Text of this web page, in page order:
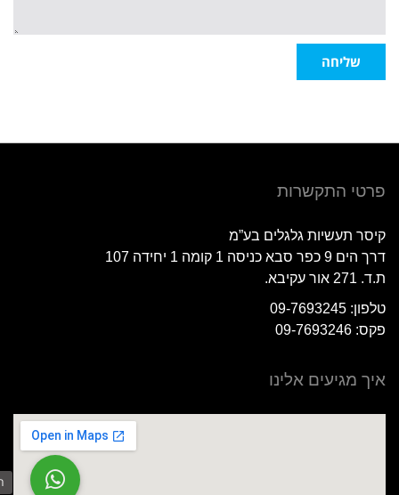
שליחה
פרטי התקשרות
קיסר תעשיות גלגלים בע”מ
דרך הים 9 כפר סבא כניסה 1 קומה 1 יחידה 107
ת.ד. 271 אור עקיבא.
טלפון: 09-7693245
פקס: 09-7693246
איך מגיעים אלינו